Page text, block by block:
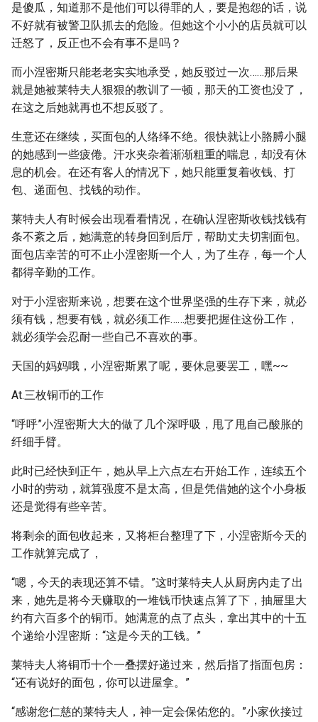
是傻瓜，知道那不是他们可以得罪的人，要是抱怨的话，说
不好就有被警卫队抓去的危险。但她这个小小的店员就可以
迁怒了，反正也不会有事不是吗？
而小涅密斯只能老老实实地承受，她反驳过一次……那后果
就是她被莱特夫人狠狠的教训了一顿，那天的工资也没了，
在这之后她就再也不想反驳了。
生意还在继续，买面包的人络绎不绝。很快就让小胳膊小腿
的她感到一些疲倦。汗水夹杂着渐渐粗重的喘息，却没有休
息的机会。在还有客人的情况下，她只能重复着收钱、打
包、递面包、找钱的动作。
莱特夫人有时候会出现看看情况，在确认涅密斯收钱找钱有
条不紊之后，她满意的转身回到后厅，帮助丈夫切割面包。
面包店幸苦的可不止小涅密斯一个人，为了生存，每一个人
都得辛勤的工作。
对于小涅密斯来说，想要在这个世界坚强的生存下来，就必
须有钱，想要有钱，就必须工作……想要把握住这份工作，
就必须学会忍耐一些自己不喜欢的事。
天国的妈妈哦，小涅密斯累了呢，要休息要罢工，嘿~~
At.三枚铜币的工作
“呼呼”小涅密斯大大的做了几个深呼吸，甩了甩自己酸胀的
纤细手臂。
此时已经快到正午，她从早上六点左右开始工作，连续五个
小时的劳动，就算强度不是太高，但是凭借她的这个小身板
还是觉得有些辛苦。
将剩余的面包收起来，又将柜台整理了下，小涅密斯今天的
工作就算完成了，
“嗯，今天的表现还算不错。”这时莱特夫人从厨房内走了出
来，她先是将今天赚取的一堆钱币快速点算了下，抽屉里大
约有六百多个的铜币。她满意的点了点头，拿出其中的十五
个递给小涅密斯：“这是今天的工钱。”
莱特夫人将铜币十个一叠摆好递过来，然后指了指面包房：
“还有说好的面包，你可以进屋拿。”
“感谢您仁慈的莱特夫人，神一定会保佑您的。”小家伙接过